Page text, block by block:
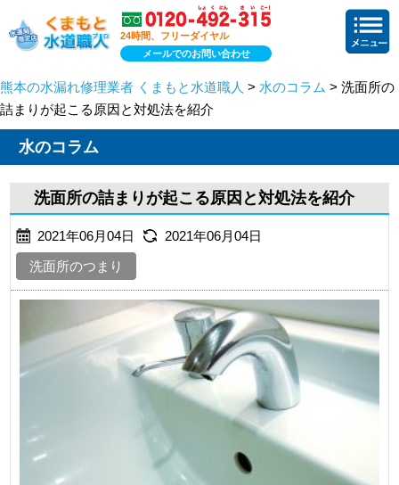
24時間、フリーダイヤル
メールでのお問い合わせ
熊本の水漏れ修理業者 くまもと水道職人 > 水のコラム > 洗面所の
詰まりが起こる原因と対処法を紹介
水のコラム
洗面所の詰まりが起こる原因と対処法を紹介
2021年06月04日
2021年06月04日
洗面所のつまり